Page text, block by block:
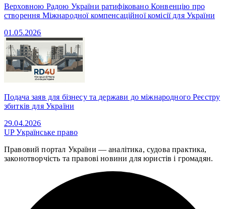
Верховною Радою України ратифіковано Конвенцію про
створення Міжнародної компенсаційної комісії для України
01.05.2026
Подача заяв для бізнесу та держави до міжнародного Реєстру
збитків для України
29.04.2026
UPУкраїнське право
Правовий портал України — аналітика, судова практика,
законотворчість та правові новини для юристів і громадян.